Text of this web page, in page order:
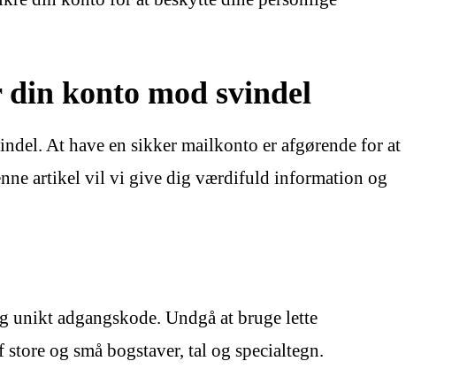
konto mod svindel
At have en sikker mailkonto er afgørende for at
artikel vil vi give dig værdifuld information og
adgangskode. Undgå at bruge lette
og små bogstaver, tal og specialtegn.